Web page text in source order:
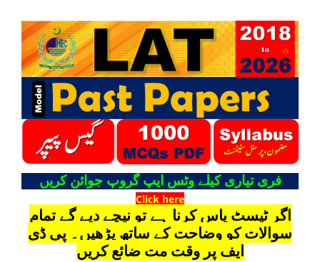
فری تیاری کیلے وٹس ایپ گروپ جوائن کریں
Click here
اگر ٹیسٹ پاس کرنا ہے تو نیچے دیے گے تمام
سوالات کو وضاحت کے ساتھ پڑھیں۔ پی ڈی
ایف پر وقت مت ضائع کریں